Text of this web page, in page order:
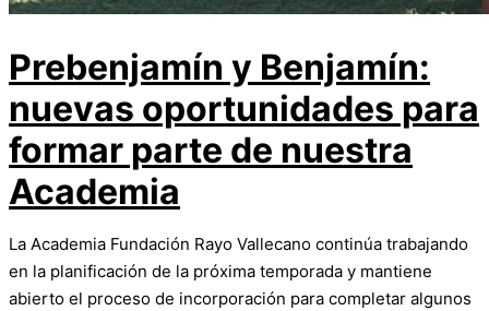
Prebenjamín y Benjamín:
nuevas oportunidades para
formar parte de nuestra
Academia
La Academia Fundación Rayo Vallecano continúa trabajando
en la planificación de la próxima temporada y mantiene
abierto el proceso de incorporación para completar algunos